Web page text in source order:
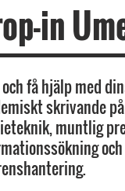
in
få hjälp med
skrivande
muntlig
och